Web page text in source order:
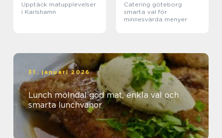
Upptäck matupplevelser
i Karlshamn
Catering göteborg
smarta val för
minnesvärda menyer
31. januari 2026
Lunch mölndal god mat, enkla val och
smarta lunchvanor